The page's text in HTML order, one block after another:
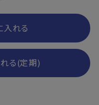
入れる
る(定期)